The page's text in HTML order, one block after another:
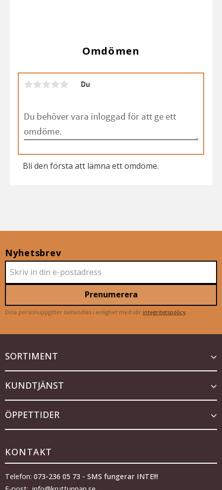
Omdömen
Du
Bli den första att lämna ett omdöme.
Nyhetsbrev
Prenumerera
Dina personuppgifter behandlas i enlighet med vår integritetspolicy
SORTIMENT
KUNDTJÄNST
ÖPPETTIDER
KONTAKT
Telefon: 073-236 05 73 - SMS fungerar INTE!!!